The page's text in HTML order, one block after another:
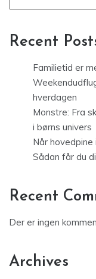
Recent
Familietid er
hverdagen
Monstre: Fra
i børns univers
Når hovedpine
Sådan får du
Recent
Der er ingen
Archives